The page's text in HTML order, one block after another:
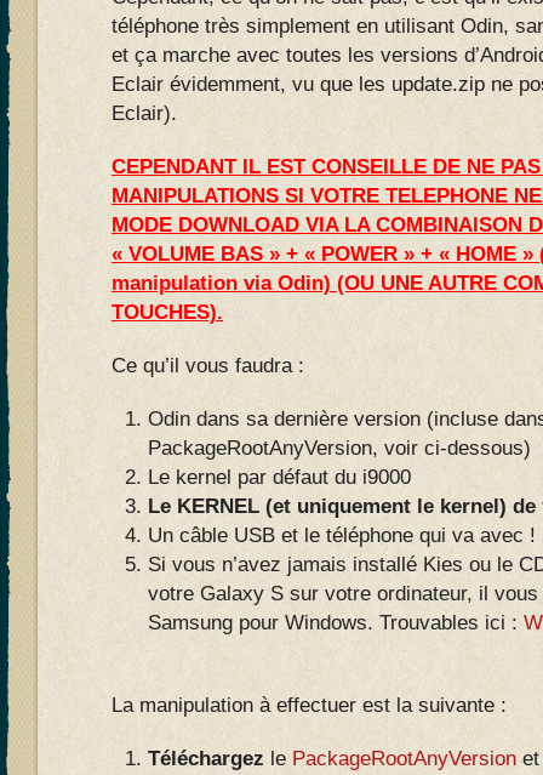
téléphone très simplement en utilisant Odin,
et ça marche avec toutes les versions
Eclair évidemment, vu que les update.zip ne
Eclair).
CEPENDANT IL EST CONSEILLE DE NE
MANIPULATIONS SI VOTRE TELEPHONE
MODE DOWNLOAD VIA LA COMBINAISON
« VOLUME BAS » + « POWER » + « HOME
manipulation via Odin) (OU UNE AUTRE
TOUCHES).
Ce qu’il vous faudra :
Odin dans sa dernière version (incluse
PackageRootAnyVersion, voir ci-dessous)
Le kernel par défaut du i9000
Le KERNEL (et uniquement le kernel) de
Un câble USB et le téléphone qui va avec !
Si vous n’avez jamais installé Kies ou le
votre Galaxy S sur votre ordinateur, il
Samsung pour Windows. Trouvables ici :
La manipulation à effectuer est la suivante :
Téléchargezle PackageRootAnyVersion